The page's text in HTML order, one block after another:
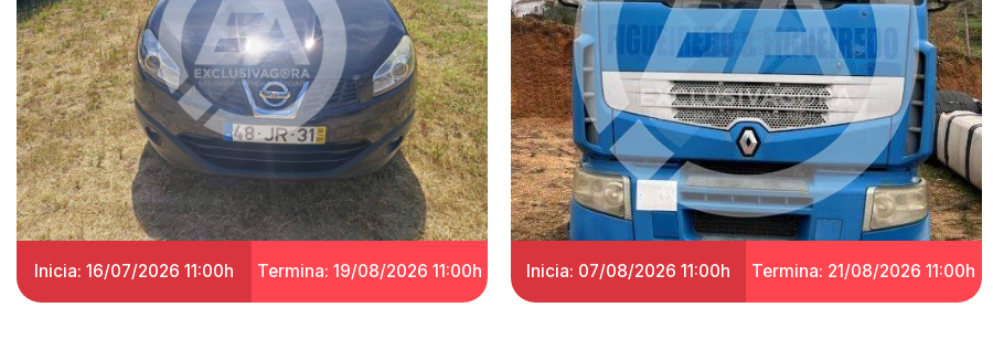
Inicia: 16/07/2026 11:00h Termina: 19/08/2026 11:00h Inicia: 07/08/2026 11:00h Termina: 21/08/2026 11:00h